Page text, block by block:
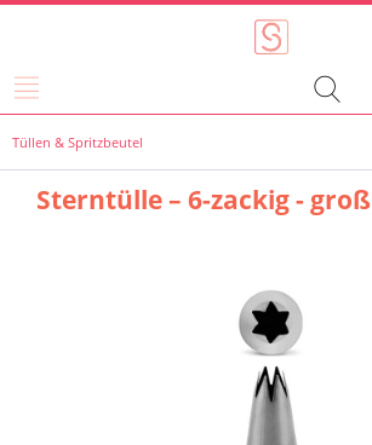
Tüllen & Spritzbeutel
Sterntülle – 6-zackig - groß